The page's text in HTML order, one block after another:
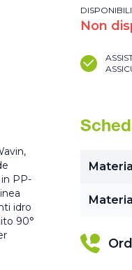
Non
PP-
idro
90°